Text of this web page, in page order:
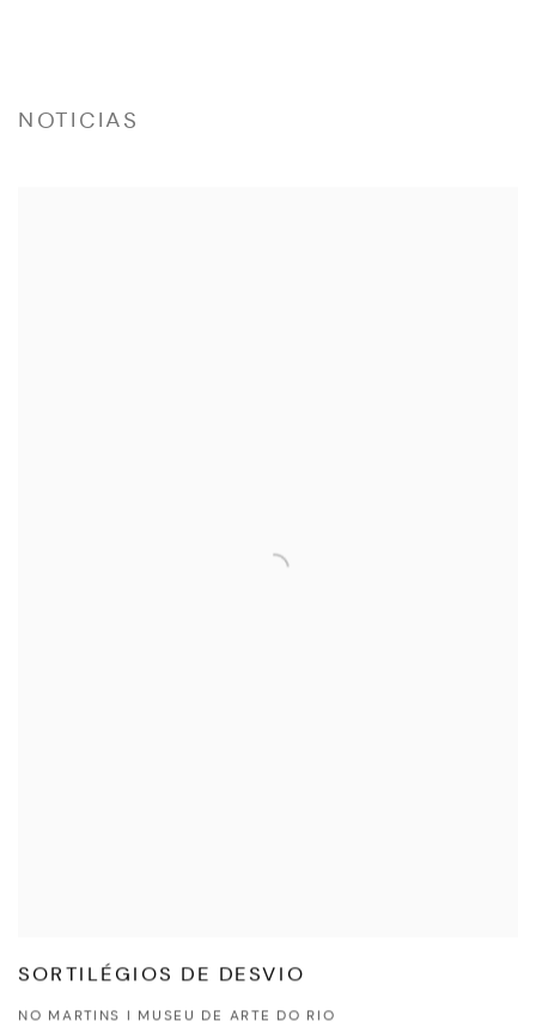
NOTICIAS
SORTILÉGIOS DE DESVIO
NO MARTINS I MUSEU DE ARTE DO RIO